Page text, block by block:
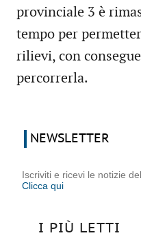
provinciale 3 è
tempo per
rilievi, con
percorrerla.
NEWSLETTER
Iscriviti e ricevi le notizie
Clicca qui
I PIÙ LETTI